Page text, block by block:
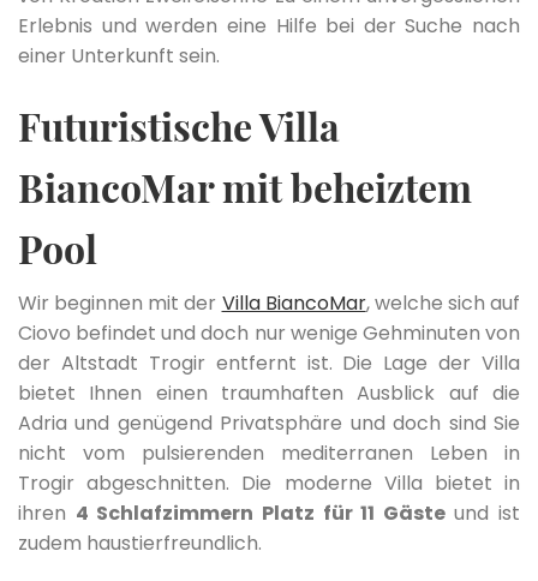
Erlebnis und werden eine Hilfe bei der Suche nach
einer Unterkunft sein.
Futuristische Villa
BiancoMar mit beheiztem
Pool
Wir beginnen mit der Villa BiancoMar, welche sich auf
Ciovo befindet und doch nur wenige Gehminuten von
der Altstadt Trogir entfernt ist. Die Lage der Villa
bietet Ihnen einen traumhaften Ausblick auf die
Adria und genügend Privatsphäre und doch sind Sie
nicht vom pulsierenden mediterranen Leben in
Trogir abgeschnitten. Die moderne Villa bietet in
ihren 4 Schlafzimmern Platz für 11 Gästeund ist
zudem haustierfreundlich.